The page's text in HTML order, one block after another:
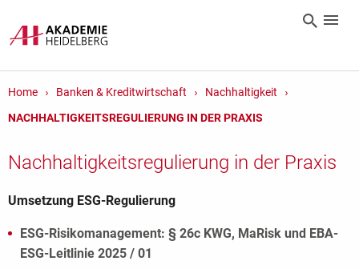
Home Banken & Kreditwirtschaft
Nachhaltigkeit
NACHHALTIGKEITSREGULIERUNG IN DER PRAXIS
Nachhaltigkeitsregulierung in der Praxis
Umsetzung ESG-Regulierung
ESG-Risikomanagement: § 26c KWG, MaRisk und EBA-
ESG-Leitlinie 2025 / 01